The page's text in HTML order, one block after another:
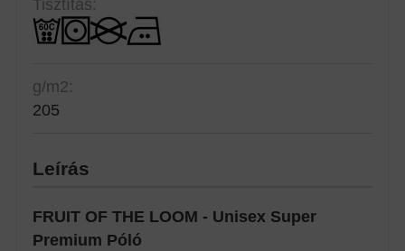
Tisztítás:
g/m2:
205
Leírás
FRUIT OF THE LOOM - Unisex Super
Premium Póló